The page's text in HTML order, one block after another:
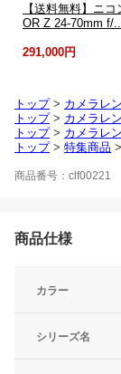
【送料無料】ニ
OR Z 24-70mm f/...
291,000円
トップ> カメラレ
トップ> カメラレ
トップ> カメラレ
トップ> 特集商品 >
商品番号：clf00221
商品仕様
カラー
シリーズ名